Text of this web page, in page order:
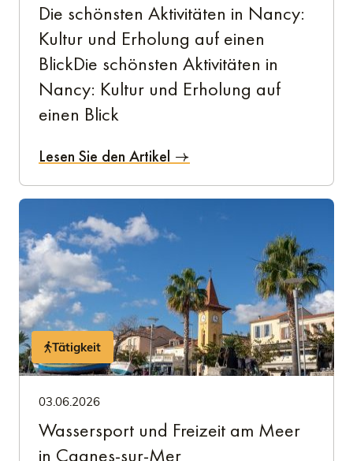
Die schönsten Aktivitäten in Nancy:
Kultur und Erholung auf einen
BlickDie schönsten Aktivitäten in
Nancy: Kultur und Erholung auf
einen Blick
Lesen Sie den Artikel
Tätigkeit
03.06.2026
Wassersport und Freizeit am Meer
in Cagnes-sur-Mer